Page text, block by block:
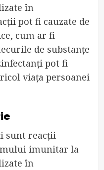
în
pot fi cauzate de
cum ar fi
de substanțe
pot fi
viața persoanei
sunt reacții
imunitar la
în